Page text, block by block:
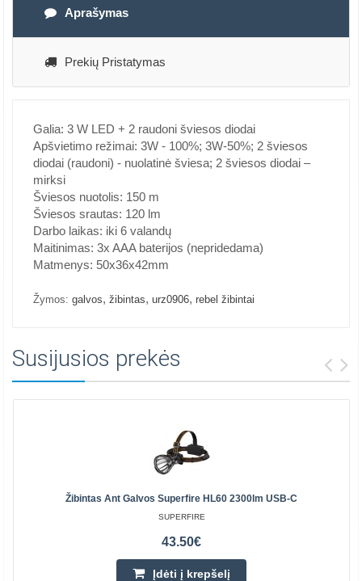
Aprašymas
Prekių Pristatymas
Galia: 3 W LED + 2 raudoni šviesos diodai
Apšvietimo režimai: 3W - 100%; 3W-50%; 2 šviesos
diodai (raudoni) - nuolatinė šviesa; 2 šviesos diodai –
mirksi
Šviesos nuotolis: 150 m
Šviesos srautas: 120 lm
Darbo laikas: iki 6 valandų
Maitinimas: 3x AAA baterijos (nepridedama)
Matmenys: 50x36x42mm
Žymos: galvos, žibintas, urz0906, rebel žibintai
Susijusios prekės
Žibintas Ant Galvos Superfire HL60 2300lm USB-C
SUPERFIRE
43.50€
Įdėti į krepšelį